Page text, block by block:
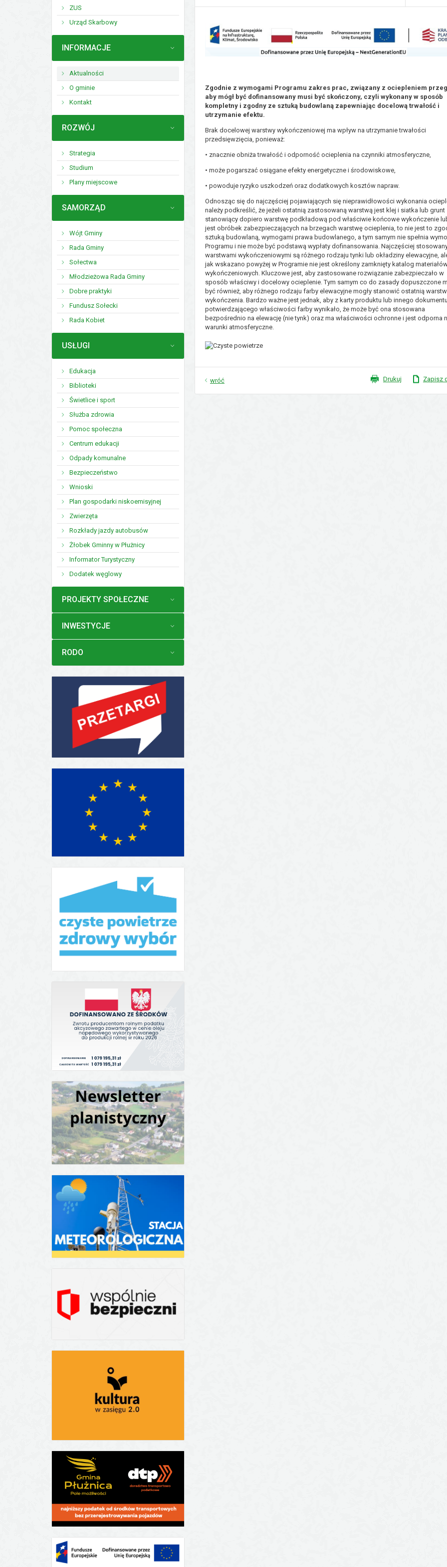
ZUS
Urząd Skarbowy
MENU
INFORMACJE
Aktualności
O gminie
Kontakt
MENU
ROZWÓJ
Strategia
Studium
Plany miejscowe
MENU
SAMORZĄD
Wójt Gminy
Rada Gminy
Sołectwa
Młodzieżowa Rada Gminy
Dobre praktyki
Fundusz Sołecki
Rada Kobiet
MENU
USŁUGI
Edukacja
Biblioteki
Świetlice i sport
Służba zdrowia
Pomoc społeczna
Centrum edukacji
Odpady komunalne
Bezpieczeństwo
Wnioski
Plan gospodarki niskoemisyjnej
Zwierzęta
Rozkłady jazdy autobusów
Żłobek Gminny w Płużnicy
Informator Turystyczny
Dodatek węglowy
MENU
PROJEKTY SPOŁECZNE
MENU
INWESTYCJE
MENU
RODO
Zgodnie z wymogami Programu zakres prac, związany z ociepleniem
aby mógł być dofinansowany musi być skończony, czyli wykonany w sposób
kompletny i zgodny ze sztuką budowlaną zapewniając docelową trwałość i
utrzymanie efektu.
Brak docelowej warstwy wykończeniowej ma wpływ na utrzymanie trwałości
przedsięwzięcia, ponieważ:
• znacznie obniża trwałość i odporność ocieplenia na czynniki atmosferyczne,
• może pogarszać osiągane efekty energetyczne i środowiskowe,
• powoduje ryzyko uszkodzeń oraz dodatkowych kosztów napraw.
Odnosząc się do najczęściej pojawiających się nieprawidłowości wykonania
należy podkreślić, że jeżeli ostatnią zastosowaną warstwą jest klej i siatka lub grunt
stanowiący dopiero warstwę podkładową pod właściwie końcowe wykończenie
jest obróbek zabezpieczających na brzegach warstwę ocieplenia, to nie jest to
sztuką budowlaną, wymogami prawa budowlanego, a tym samym nie spełnia
Programu i nie może być podstawą wypłaty dofinansowania. Najczęściej
warstwami wykończeniowymi są różnego rodzaju tynki lub okładziny elewacyjne,
jak wskazano powyżej w Programie nie jest określony zamknięty katalog
wykończeniowych. Kluczowe jest, aby zastosowane rozwiązanie zabezpieczało w
sposób właściwy i docelowy ocieplenie. Tym samym co do zasady dopuszczone
być również, aby różnego rodzaju farby elewacyjne mogły stanowić ostatnią
wykończenia. Bardzo ważne jest jednak, aby z karty produktu lub innego dokumentu
potwierdzającego właściwości farby wynikało, że może być ona stosowana
bezpośrednio na elewację (nie tynk) oraz ma właściwości ochronne i jest odporna
warunki atmosferyczne.
wróć Drukuj Zapisz